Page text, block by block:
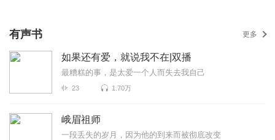
有声书 更多
如果还有爱，就说我不在|双播
最糟糕的事，是太爱一个人而失去我自己
23 1.70万
峨眉祖师
一段丢失的岁月，因为他的到来而被彻底改变